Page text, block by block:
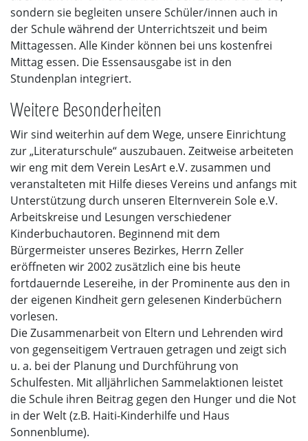
sondern sie begleiten unsere Schüler/innen auch in
der Schule während der Unterrichtszeit und beim
Mittagessen. Alle Kinder können bei uns kostenfrei
Mittag essen. Die Essensausgabe ist in den
Stundenplan integriert.
Weitere Besonderheiten
Wir sind weiterhin auf dem Wege, unsere Einrichtung
zur „Literaturschule“ auszubauen. Zeitweise arbeiteten
wir eng mit dem Verein LesArt e.V. zusammen und
veranstalteten mit Hilfe dieses Vereins und anfangs mit
Unterstützung durch unseren Elternverein Sole e.V.
Arbeitskreise und Lesungen verschiedener
Kinderbuchautoren. Beginnend mit dem
Bürgermeister unseres Bezirkes, Herrn Zeller
eröffneten wir 2002 zusätzlich eine bis heute
fortdauernde Lesereihe, in der Prominente aus den in
der eigenen Kindheit gern gelesenen Kinderbüchern
vorlesen.
Die Zusammenarbeit von Eltern und Lehrenden wird
von gegenseitigem Vertrauen getragen und zeigt sich
u. a. bei der Planung und Durchführung von
Schulfesten. Mit alljährlichen Sammelaktionen leistet
die Schule ihren Beitrag gegen den Hunger und die Not
in der Welt (z.B. Haiti-Kinderhilfe und Haus
Sonnenblume).